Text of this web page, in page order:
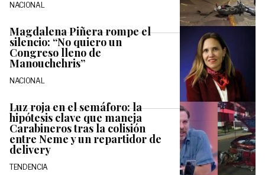
NACIONAL
Magdalena Piñera rompe el
silencio: “No quiero un
Congreso lleno de
Manouchehris”
NACIONAL
Luz roja en el semáforo: la
hipótesis clave que maneja
Carabineros tras la colisión
entre Neme y un repartidor de
delivery
TENDENCIA